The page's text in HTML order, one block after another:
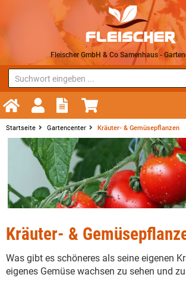
Fleischer GmbH & Co Samenhaus -
Startseite Gartencenter Kräuter- & Gemüsepflanzen
Kräuter- &
Was gibt es schöneres als seine eigenen
eigenes Gemüse wachsen zu sehen und